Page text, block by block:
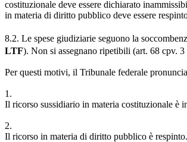
costituzionale deve essere dichiarato
in materia di diritto pubblico deve essere
8.2. Le spese giudiziarie seguono la
LTF). Non si assegnano ripetibili (art. 68 cpv. 3
Per questi motivi, il Tribunale federale
1.
Il ricorso sussidiario in materia costituzionale è
2.
Il ricorso in materia di diritto pubblico è respinto.